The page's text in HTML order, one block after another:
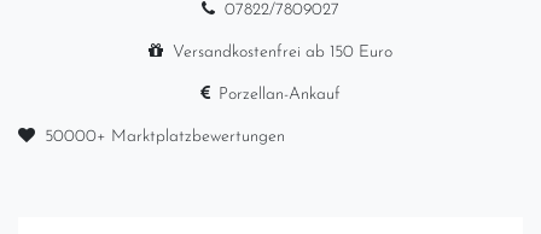
07822/7809027
Versandkostenfrei ab 150 Euro
Porzellan-Ankauf
50000+ Marktplatzbewertungen